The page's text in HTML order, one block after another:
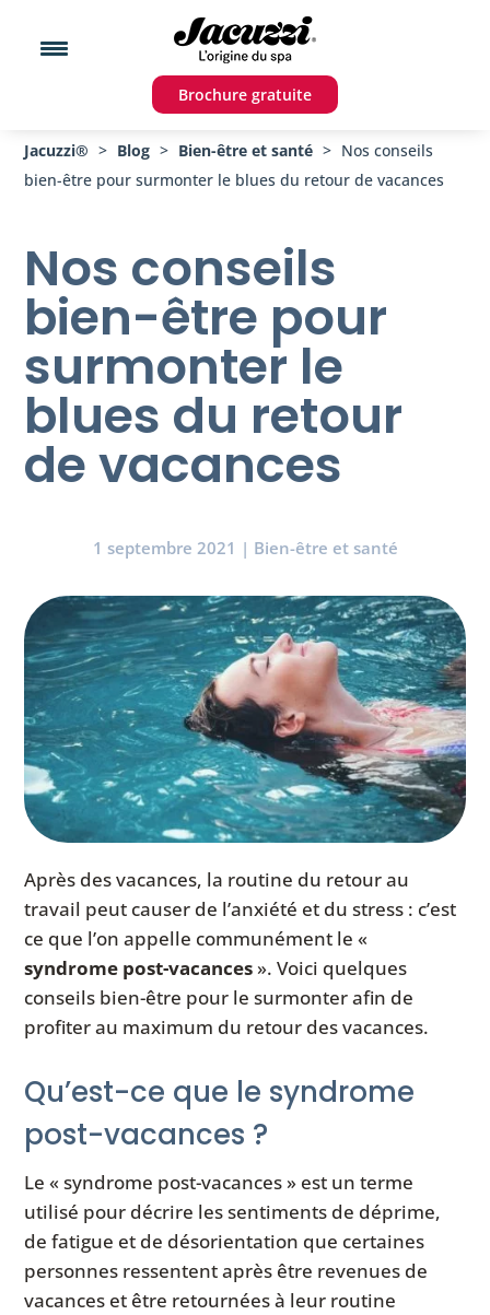
Brochure gratuite
Jacuzzi® > Blog > Bien-être et santé > Nos conseils
bien-être pour surmonter le blues du retour de vacances
Nos conseils
bien-être pour
surmonter le
blues du retour
de vacances
1 septembre 2021 | Bien-être et santé
Après des vacances, la routine du retour au
travail peut causer de l’anxiété et du stress : c’est
ce que l’on appelle communément le «
syndrome post-vacances». Voici quelques
conseils bien-être pour le surmonter afin de
profiter au maximum du retour des vacances.
Qu’est-ce que le syndrome
post-vacances ?
Le « syndrome post-vacances » est un terme
utilisé pour décrire les sentiments de déprime,
de fatigue et de désorientation que certaines
personnes ressentent après être revenues de
vacances et être retournées à leur routine